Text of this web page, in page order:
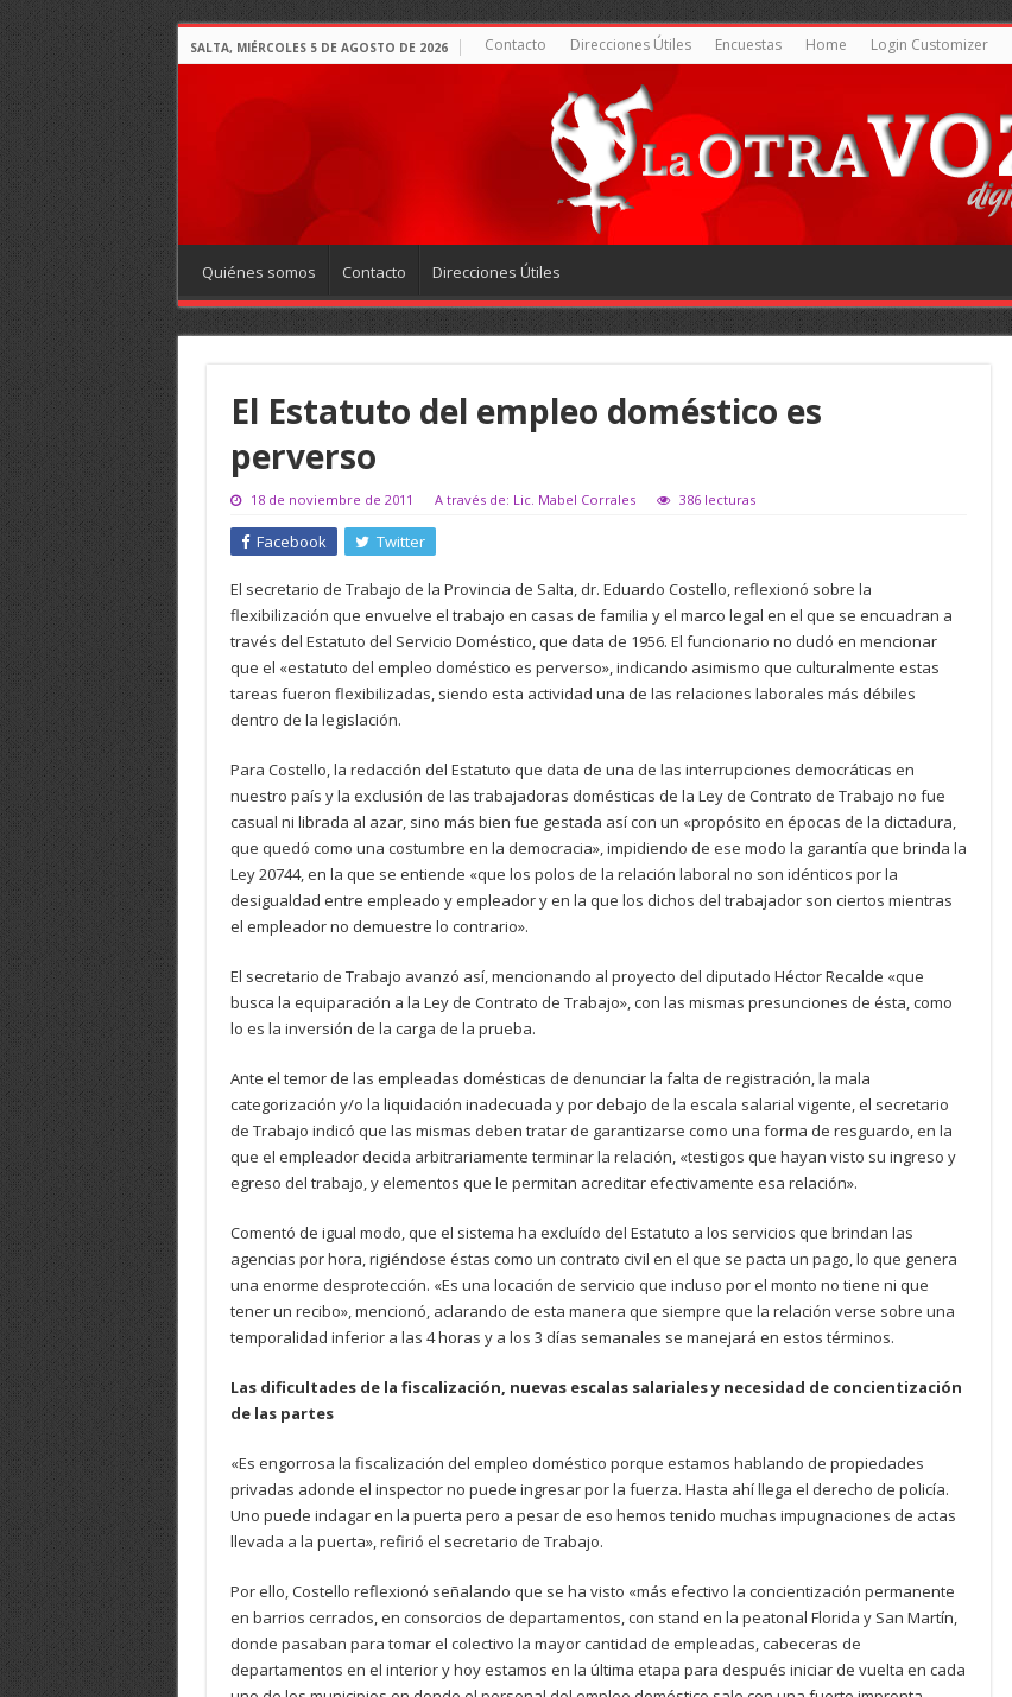
SALTA, MIÉRCOLES 5 DE AGOSTO DE 2026 Contacto Direcciones Útiles Encuestas Home Login Customizer
Quiénes somos Contacto Direcciones Útiles
El Estatuto del empleo doméstico es
perverso
18 de noviembre de 2011 A través de: Lic. Mabel Corrales 386 lecturas
Facebook Twitter
El secretario de Trabajo de la Provincia de Salta, dr. Eduardo Costello, reflexionó sobre la
flexibilización que envuelve el trabajo en casas de familia y el marco legal en el que se encuadran a
través del Estatuto del Servicio Doméstico, que data de 1956. El funcionario no dudó en mencionar
que el «estatuto del empleo doméstico es perverso», indicando asimismo que culturalmente estas
tareas fueron flexibilizadas, siendo esta actividad una de las relaciones laborales más débiles
dentro de la legislación.
Para Costello, la redacción del Estatuto que data de una de las interrupciones democráticas en
nuestro país y la exclusión de las trabajadoras domésticas de la Ley de Contrato de Trabajo no fue
casual ni librada al azar, sino más bien fue gestada así con un «propósito en épocas de la dictadura,
que quedó como una costumbre en la democracia», impidiendo de ese modo la garantía que brinda la
Ley 20744, en la que se entiende «que los polos de la relación laboral no son idénticos por la
desigualdad entre empleado y empleador y en la que los dichos del trabajador son ciertos mientras
el empleador no demuestre lo contrario».
El secretario de Trabajo avanzó así, mencionando al proyecto del diputado Héctor Recalde «que
busca la equiparación a la Ley de Contrato de Trabajo», con las mismas presunciones de ésta, como
lo es la inversión de la carga de la prueba.
Ante el temor de las empleadas domésticas de denunciar la falta de registración, la mala
categorización y/o la liquidación inadecuada y por debajo de la escala salarial vigente, el secretario
de Trabajo indicó que las mismas deben tratar de garantizarse como una forma de resguardo, en la
que el empleador decida arbitrariamente terminar la relación, «testigos que hayan visto su ingreso y
egreso del trabajo, y elementos que le permitan acreditar efectivamente esa relación».
Comentó de igual modo, que el sistema ha excluído del Estatuto a los servicios que brindan las
agencias por hora, rigiéndose éstas como un contrato civil en el que se pacta un pago, lo que genera
una enorme desprotección. «Es una locación de servicio que incluso por el monto no tiene ni que
tener un recibo», mencionó, aclarando de esta manera que siempre que la relación verse sobre una
temporalidad inferior a las 4 horas y a los 3 días semanales se manejará en estos términos.
Las dificultades de la fiscalización, nuevas escalas salariales y necesidad de concientización
de las partes
«Es engorrosa la fiscalización del empleo doméstico porque estamos hablando de propiedades
privadas adonde el inspector no puede ingresar por la fuerza. Hasta ahí llega el derecho de policía.
Uno puede indagar en la puerta pero a pesar de eso hemos tenido muchas impugnaciones de actas
llevada a la puerta», refirió el secretario de Trabajo.
Por ello, Costello reflexionó señalando que se ha visto «más efectivo la concientización permanente
en barrios cerrados, en consorcios de departamentos, con stand en la peatonal Florida y San Martín,
donde pasaban para tomar el colectivo la mayor cantidad de empleadas, cabeceras de
departamentos en el interior y hoy estamos en la última etapa para después iniciar de vuelta en cada